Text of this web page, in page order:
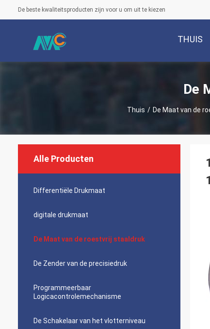
De beste kwaliteitsproducten zijn voor u om uit te kiezen
THUIS
De
Thuis / De Maat van de
Alle Producten
Differentiële Drukmaat
digitale drukmaat
De Maat van de roestvrij staaldruk
De Zender van de precisiedruk
Programmeerbaar
Logicacontrolemechanisme
De Schakelaar van het vlotterniveau